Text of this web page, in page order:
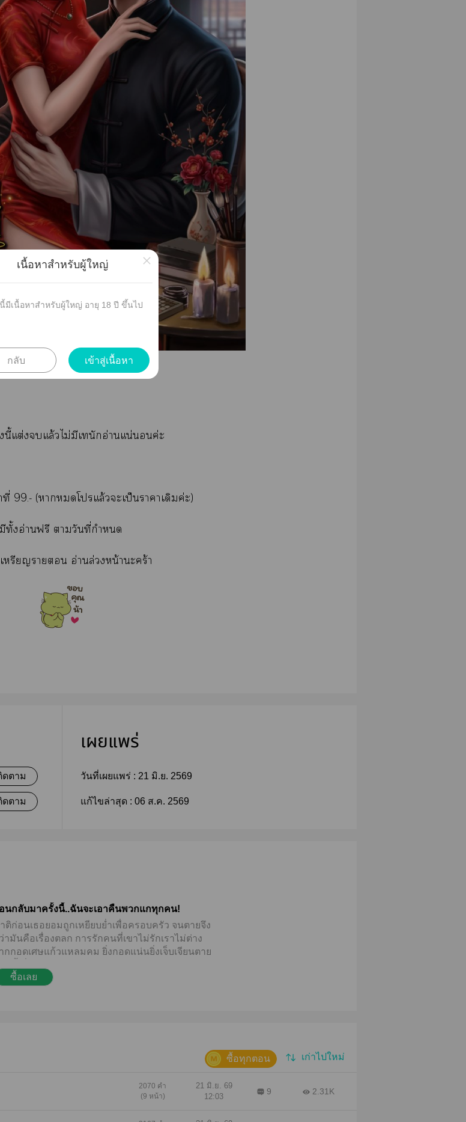
นักา : Vanall28
นี้แต่งแล้วไม่มีเทนักอ่านแน่นอนค่ะ
99.- (าโแล้วะเป็นาาเดิมค่ะ)
มีทั้งอ่านฟรี าวันที่กำหนด
หรียญา อ่านล่วงหน้าะคร้า
ดตาม
ดตาม
เผยแพร่
วันที่เผยแพร่ : 21 มิ.ย. 2569
แก้ไขล่าสุด : 06 ส.ค. 2569
นกลับมาครั้งนี้..ฉันจะเอาคืนพวกแกทุกคน!
ติก่อนเธอยอมถูกเหยียบย่ำเพื่อครอบครัว จนตายจึง
ามันคือเรื่องตลก การรักคนที่เขาไม่รักเราไม่ต่าง
กกอดเศษแก้วแหลมคม ยิ่งกอดแน่นยิ่งเจ็บเจียนตาย
ด!ซื้อเลย
เก่าไปใหม่
ซื้อทุกตอน
2070 คำ
(9 หน้า)
21 มิ.ย. 69
12:03
9 2.31K
เนื้อหาสำหรับผู้ใหญ่
นี้มีเนื้อหาสำหรับผู้ใหญ่ อายุ 18 ปี ขึ้นไป
กลับ เข้าสู่เนื้อหา
×